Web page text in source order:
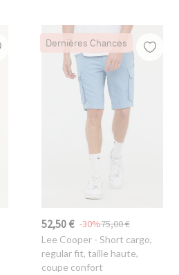
Dernières Chances
52,50 € 75,00 €
-30%
Lee Cooper- Short cargo,
regular fit, taille haute,
coupe confort